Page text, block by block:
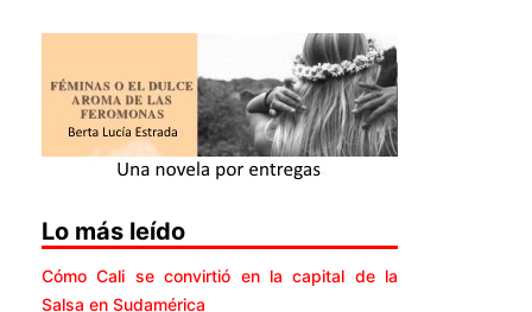
Lo más leído
Cómo Cali se convirtió en la capital de la
Salsa en Sudamérica